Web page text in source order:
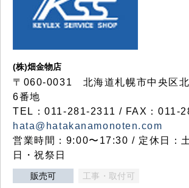
(株)畑金物店
〒060-0031 北海道札幌市中央区北
6番地
TEL：011-281-2311 / FAX：011-
hata@hatakanamonoten.com
営業時間：9:00〜17:30 / 定休日：
日・祝祭日
販売可 工事・取付可